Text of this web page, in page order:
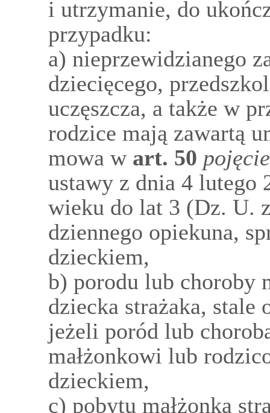
i utrzymanie, do
przypadku:
a) nieprzewidzianego
dziecięcego,
uczęszcza, a także w
rodzice mają zawartą
mowa wart. 50
ustawy z dnia 4 lutego
wieku do lat 3 (Dz. U.
dziennego opiekuna,
dzieckiem,
b) porodu lub choroby
dziecka strażaka, stale
jeżeli poród lub
małżonkowi lub
dzieckiem,
c) pobytu małżonka